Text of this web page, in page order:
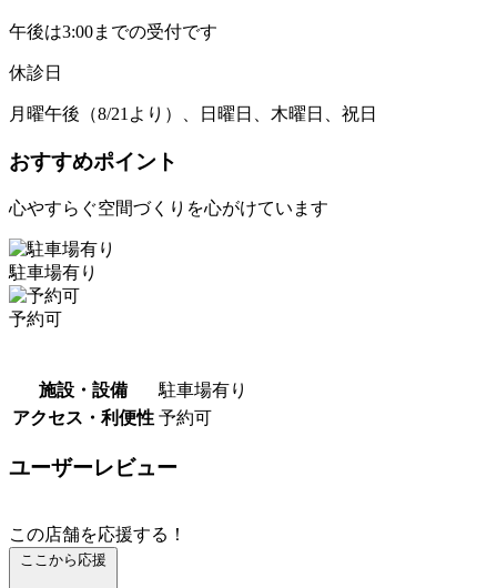
午後は3:00までの受付です
休診日
月曜午後（8/21より）、日曜日、木曜日、祝日
おすすめポイント
心やすらぐ空間づくりを心がけています
駐車場有り
予約可
施設・設備
駐車場有り
アクセス・利便性 予約可
ユーザーレビュー
この店舗を応援する！
ここから応援